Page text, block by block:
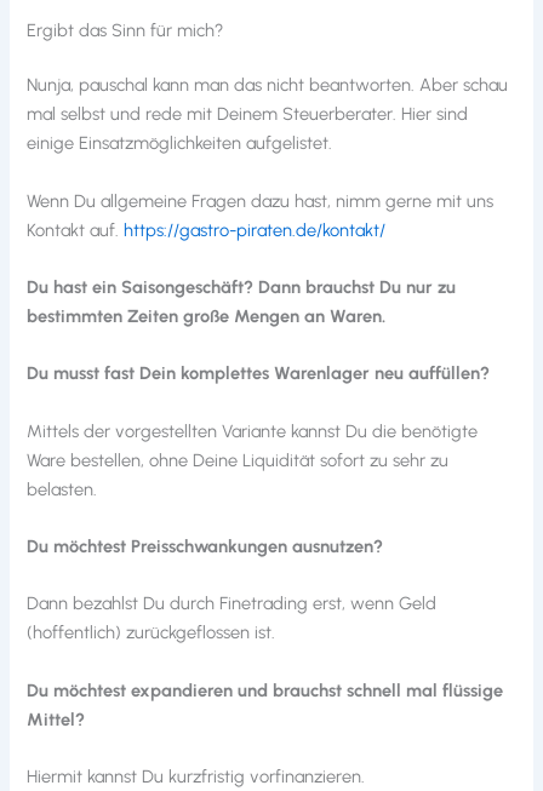
Ergibt das Sinn für mich?
Nunja, pauschal kann man das nicht beantworten. Aber schau
mal selbst und rede mit Deinem Steuerberater. Hier sind
einige Einsatzmöglichkeiten aufgelistet.
Wenn Du allgemeine Fragen dazu hast, nimm gerne mit uns
Kontakt auf.https://gastro-piraten.de/kontakt/
Du hast ein Saisongeschäft? Dann brauchst Du nur zu
bestimmten Zeiten große Mengen an Waren.
Du musst fast Dein komplettes Warenlager neu auffüllen?
Mittels der vorgestellten Variante kannst Du die benötigte
Ware bestellen, ohne Deine Liquidität sofort zu sehr zu
belasten.
Du möchtest Preisschwankungen ausnutzen?
Dann bezahlst Du durch Finetrading erst, wenn Geld
(hoffentlich) zurückgeflossen ist.
Du möchtest expandieren und brauchst schnell mal flüssige
Mittel?
Hiermit kannst Du kurzfristig vorfinanzieren.